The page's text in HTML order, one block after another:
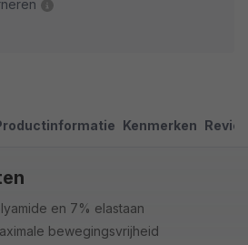
Kenmerken
en 7% elastaan
bewegingsvrijheid